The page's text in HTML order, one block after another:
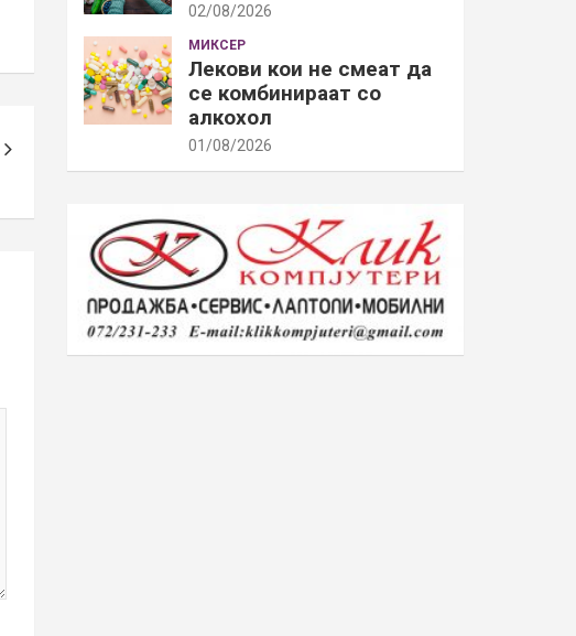
02/08/2026
МИКСЕР
Лекови кои не смеат да
се комбинираат со
алкохол
01/08/2026